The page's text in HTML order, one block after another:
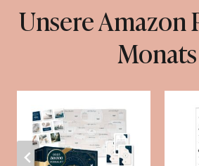
Unsere Amazon
Monats